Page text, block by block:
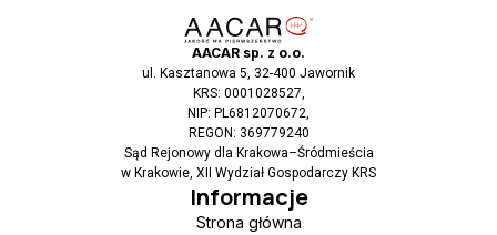
AACAR sp. z o.o.
ul. Kasztanowa 5, 32-400 Jawornik
KRS: 0001028527,
NIP: PL6812070672,
REGON: 369779240
Sąd Rejonowy dla Krakowa–Śródmieścia
w Krakowie, XII Wydział Gospodarczy KRS
Informacje
Strona główna